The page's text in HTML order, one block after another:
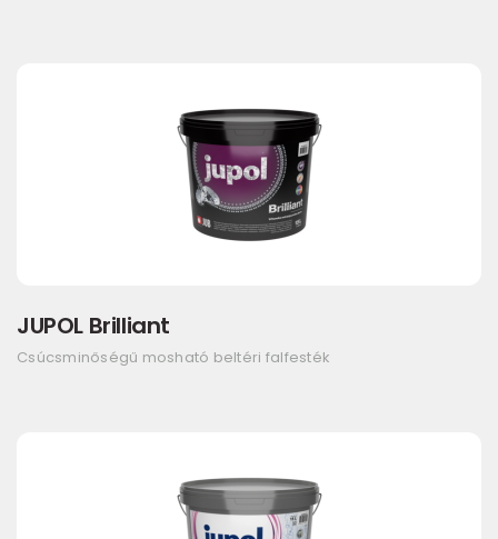
JUPOL Brilliant
Csúcsminőségű mosható beltéri falfesték